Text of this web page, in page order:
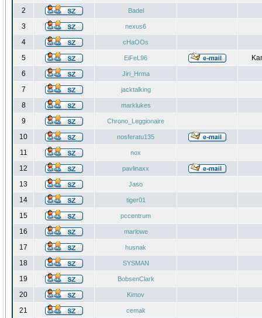
2 Badel
3 nexus6
4 cHaOOs
5 EiFeL96
6
Jiri_Hrma
7 jacktalking
8 marklukes
9 Chrono_Leggionaire
10 nosferatu135
11 nox
12 pavlinaxx
13 Jaso
14 tiger01
15 pccentrum
16 marlowe
17 husnak
18 SYSMAN
19 BobsenClark
20 Kimov
21 cemak